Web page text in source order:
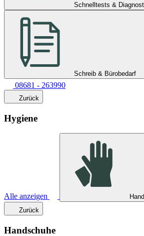
Schnelltests &
Schreib & Bürobedarf
08681 - 263990
Zurück
Hygiene
Alle anzeigen
Zurück
Handschuhe